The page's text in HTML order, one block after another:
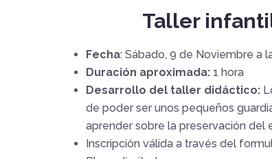
Taller
Fecha: Sábado, 9 de Noviembre a
Duración aproximada: 1 hora
Desarrollo del taller didáctico:
de poder ser unos pequeños
aprender sobre la preservación del
Inscripción válida a través del